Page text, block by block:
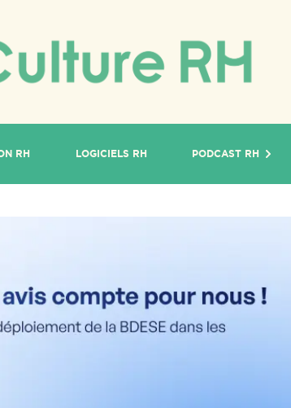
RH LOGICIELS RH PODCAST RH